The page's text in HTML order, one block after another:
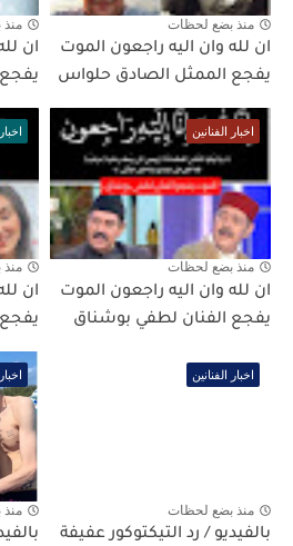
منذ بضع لحظات
ان لله وان اليه راجعون الموت
يفجع الممثل الصادق حلواس
ان
يفجع
اخبار الفنانين
منذ بضع لحظات
ان لله وان اليه راجعون الموت
يفجع الفنان لطفي بوشناق
ان
يفجع
اخبار الفنانين
منذ بضع لحظات
بالفيديو / رد التيكتوكور عفيفة